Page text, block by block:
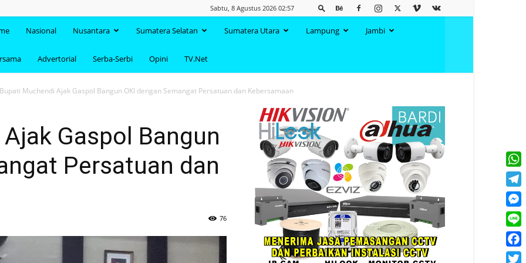
Sabtu, 8 Agustus 2026 02:57
Nasional Nusantara Sumatera Selatan Sumatera Utara Lampung Jambi
Advertorial Serba-Serbi Opini TV.Net
Bupati Muchendi Ajak Gaspol Bangun OKI dengan Semangat Persatuan dan Kebersamaan
Gaspol Bangun
Persatuan dan
76
Line